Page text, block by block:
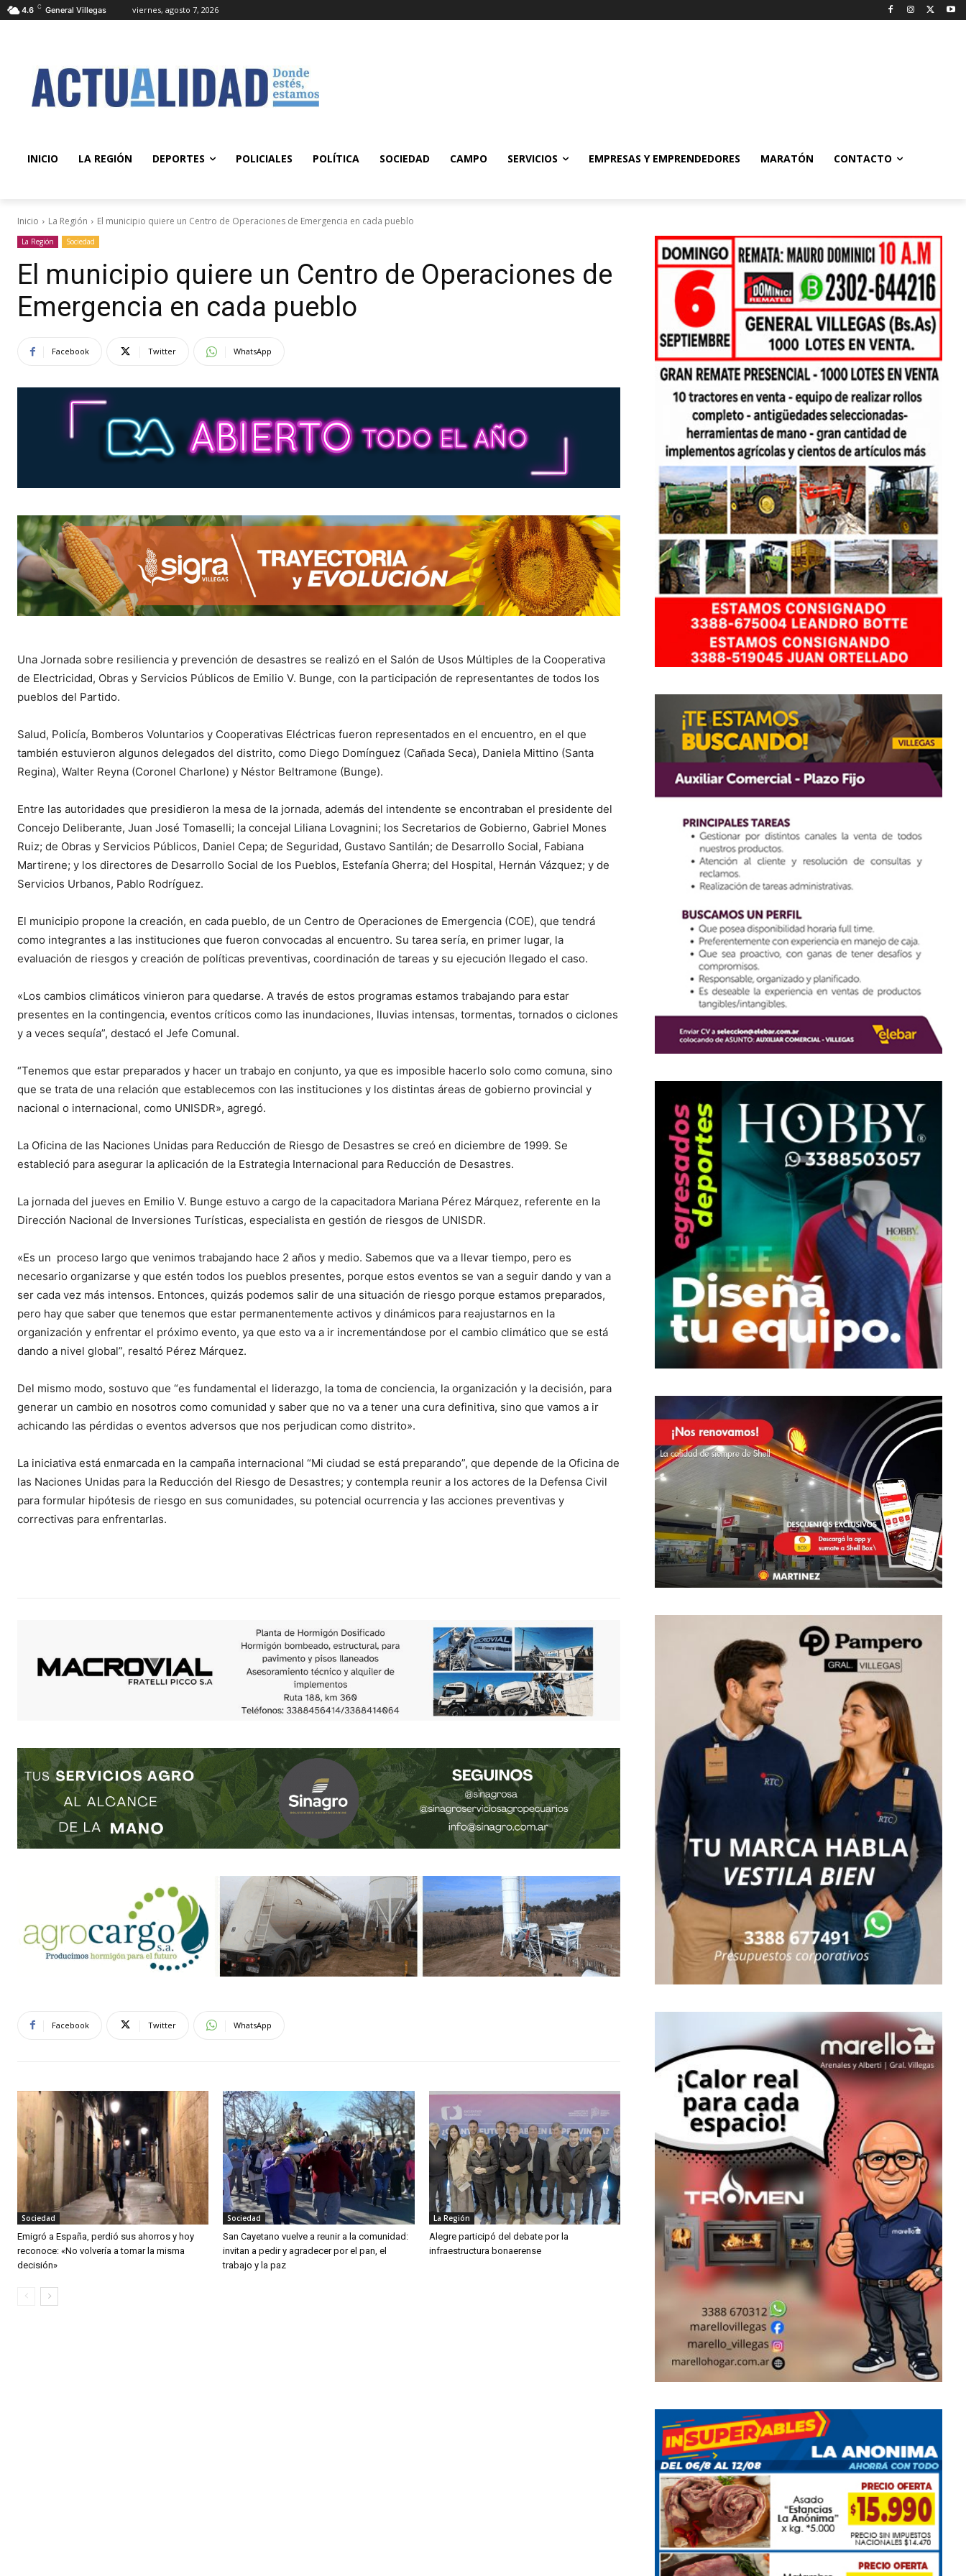
4.6 C General Villegas viernes, agosto 7, 2026
INICIO LA REGIÓN DEPORTES POLICIALES POLÍTICA SOCIEDAD CAMPO SERVICIOS EMPRESAS Y EMPRENDEDORES MARATÓN CONTACTO
Inicio La Región El municipio quiere un Centro de Operaciones de Emergencia en cada pueblo
La Región Sociedad
El municipio quiere un Centro de Operaciones de
Emergencia en cada pueblo
Facebook Twitter WhatsApp
Una Jornada sobre resiliencia y prevención de desastres se realizó en el Salón de Usos Múltiples de la Cooperativa
de Electricidad, Obras y Servicios Públicos de Emilio V. Bunge, con la participación de representantes de todos los
pueblos del Partido.
Salud, Policía, Bomberos Voluntarios y Cooperativas Eléctricas fueron representados en el encuentro, en el que
también estuvieron algunos delegados del distrito, como Diego Domínguez (Cañada Seca), Daniela Mittino (Santa
Regina), Walter Reyna (Coronel Charlone) y Néstor Beltramone (Bunge).
Entre las autoridades que presidieron la mesa de la jornada, además del intendente se encontraban el presidente del
Concejo Deliberante, Juan José Tomaselli; la concejal Liliana Lovagnini; los Secretarios de Gobierno, Gabriel Mones
Ruiz; de Obras y Servicios Públicos, Daniel Cepa; de Seguridad, Gustavo Santilán; de Desarrollo Social, Fabiana
Martirene; y los directores de Desarrollo Social de los Pueblos, Estefanía Gherra; del Hospital, Hernán Vázquez; y de
Servicios Urbanos, Pablo Rodríguez.
El municipio propone la creación, en cada pueblo, de un Centro de Operaciones de Emergencia (COE), que tendrá
como integrantes a las instituciones que fueron convocadas al encuentro. Su tarea sería, en primer lugar, la
evaluación de riesgos y creación de políticas preventivas, coordinación de tareas y su ejecución llegado el caso.
«Los cambios climáticos vinieron para quedarse. A través de estos programas estamos trabajando para estar
presentes en la contingencia, eventos críticos como las inundaciones, lluvias intensas, tormentas, tornados o ciclones
y a veces sequía”, destacó el Jefe Comunal.
“Tenemos que estar preparados y hacer un trabajo en conjunto, ya que es imposible hacerlo solo como comuna, sino
que se trata de una relación que establecemos con las instituciones y los distintas áreas de gobierno provincial y
nacional o internacional, como UNISDR», agregó.
La Oficina de las Naciones Unidas para Reducción de Riesgo de Desastres se creó en diciembre de 1999. Se
estableció para asegurar la aplicación de la Estrategia Internacional para Reducción de Desastres.
La jornada del jueves en Emilio V. Bunge estuvo a cargo de la capacitadora Mariana Pérez Márquez, referente en la
Dirección Nacional de Inversiones Turísticas, especialista en gestión de riesgos de UNISDR.
«Es un proceso largo que venimos trabajando hace 2 años y medio. Sabemos que va a llevar tiempo, pero es
necesario organizarse y que estén todos los pueblos presentes, porque estos eventos se van a seguir dando y van a
ser cada vez más intensos. Entonces, quizás podemos salir de una situación de riesgo porque estamos preparados,
pero hay que saber que tenemos que estar permanentemente activos y dinámicos para reajustarnos en la
organización y enfrentar el próximo evento, ya que esto va a ir incrementándose por el cambio climático que se está
dando a nivel global”, resaltó Pérez Márquez.
Del mismo modo, sostuvo que “es fundamental el liderazgo, la toma de conciencia, la organización y la decisión, para
generar un cambio en nosotros como comunidad y saber que no va a tener una cura definitiva, sino que vamos a ir
achicando las pérdidas o eventos adversos que nos perjudican como distrito».
La iniciativa está enmarcada en la campaña internacional “Mi ciudad se está preparando”, que depende de la Oficina de
las Naciones Unidas para la Reducción del Riesgo de Desastres; y contempla reunir a los actores de la Defensa Civil
para formular hipótesis de riesgo en sus comunidades, su potencial ocurrencia y las acciones preventivas y
correctivas para enfrentarlas.
Facebook Twitter WhatsApp
Sociedad
Emigró a España, perdió sus ahorros y hoy
reconoce: «No volvería a tomar la misma
decisión»
Sociedad
San Cayetano vuelve a reunir a la comunidad:
invitan a pedir y agradecer por el pan, el
trabajo y la paz
La Región
Alegre participó del debate por la
infraestructura bonaerense